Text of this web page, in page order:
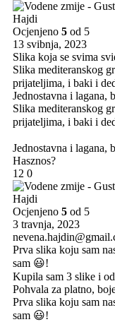
Hajdi
Ocjenjeno 5 od 5
13 svibnja, 2023
Slika koja se svima
Slika mediteranskog
prijateljima, i baki i
Jednostavna i lagana,
Slika mediteranskog
prijateljima, i baki i
Jednostavna i lagana,
Hasznos?
12 0
Hajdi
Ocjenjeno 5 od 5
3 travnja, 2023
Prva slika koju sam
sam 😃!
Kupila sam 3 slike i
Pohvala za platno,
Prva slika koju sam
sam 😃!